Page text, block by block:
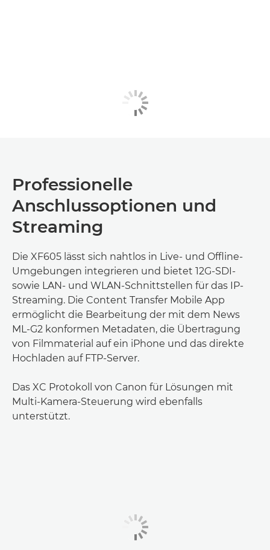
Professionelle
Anschlussoptionen und
Streaming
Die XF605 lässt sich nahtlos in Live- und Offline-
Umgebungen integrieren und bietet 12G-SDI-
sowie LAN- und WLAN-Schnittstellen für das IP-
Streaming. Die Content Transfer Mobile App
ermöglicht die Bearbeitung der mit dem News
ML-G2 konformen Metadaten, die Übertragung
von Filmmaterial auf ein iPhone und das direkte
Hochladen auf FTP-Server.
Das XC Protokoll von Canon für Lösungen mit
Multi-Kamera-Steuerung wird ebenfalls
unterstützt.